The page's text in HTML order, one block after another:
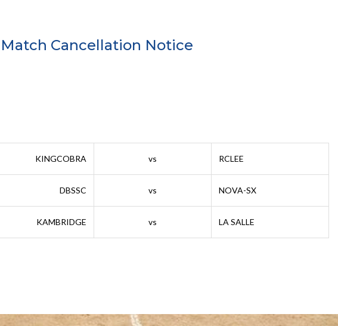
Match Cancellation Notice
KINGCOBRA vs RCLEE
DBSSC vs NOVA-SX
KAMBRIDGE vs LA SALLE